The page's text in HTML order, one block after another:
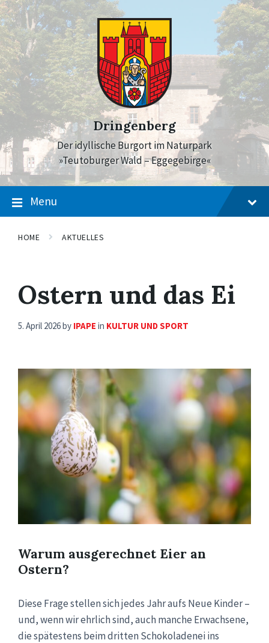
Skip
to
content
Skip
to
main
navigation
Skip
to
footer
Dringenberg
Der idyllische Burgort im Naturpark
»Teutoburger Wald – Eggegebirge«
Menu
HOME AKTUELLES
Ostern und das Ei
5. April 2026by IPAPE in KULTUR UND SPORT
Warum ausgerechnet Eier an
Ostern?
Diese Frage stellen sich jedes Jahr aufs Neue Kinder –
und, wenn wir ehrlich sind, auch manche Erwachsene,
die spätestens beim dritten Schokoladenei ins